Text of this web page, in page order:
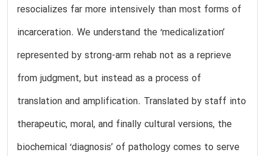
resocializes far more intensively than most forms of
incarceration. We understand the ‘medicalization’
represented by strong-arm rehab not as a reprieve
from judgment, but instead as a process of
translation and amplification. Translated by staff into
therapeutic, moral, and finally cultural versions, the
biochemical ‘diagnosis’ of pathology comes to serve